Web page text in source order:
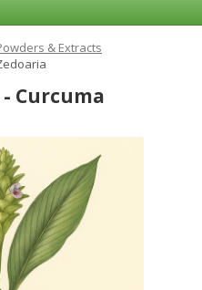
& Extracts
Curcuma